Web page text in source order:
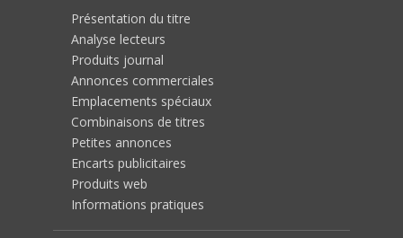
Présentation du titre
Analyse lecteurs
Produits journal
Annonces commerciales
Emplacements spéciaux
Combinaisons de titres
Petites annonces
Encarts publicitaires
Produits web
Informations pratiques